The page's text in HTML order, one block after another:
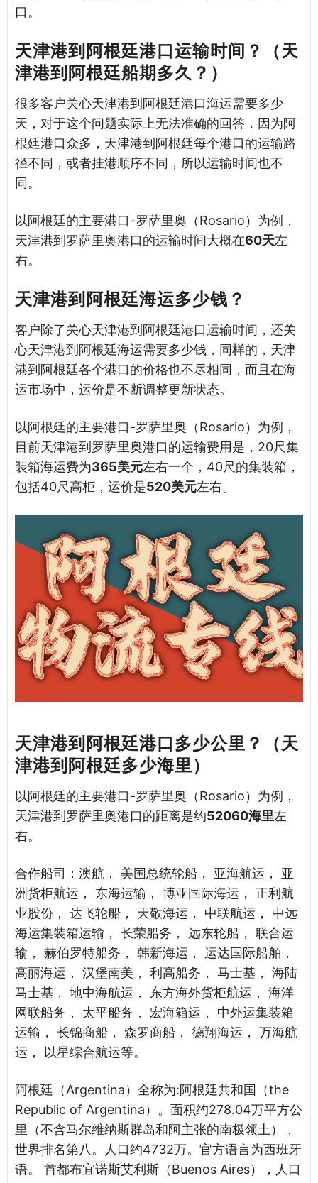
口。
天津港到阿根廷港口运输时间？（天
津港到阿根廷船期多久？）
很多客户关心天津港到阿根廷港口海运需要多少
天，对于这个问题实际上无法准确的回答，因为阿
根廷港口众多，天津港到阿根廷每个港口的运输路
径不同，或者挂港顺序不同，所以运输时间也不
同。
以阿根廷的主要港口-罗萨里奥（Rosario）为例，
天津港到罗萨里奥港口的运输时间大概在60天左
右。
天津港到阿根廷海运多少钱？
客户除了关心天津港到阿根廷港口运输时间，还关
心天津港到阿根廷海运需要多少钱，同样的，天津
港到阿根廷各个港口的价格也不尽相同，而且在海
运市场中，运价是不断调整更新状态。
以阿根廷的主要港口-罗萨里奥（Rosario）为例，
目前天津港到罗萨里奥港口的运输费用是，20尺集
装箱海运费为365美元左右一个，40尺的集装箱，
包括40尺高柜，运价是520美元左右。
天津港到阿根廷港口多少公里？（天
津港到阿根廷多少海里）
以阿根廷的主要港口-罗萨里奥（Rosario）为例，
天津港到罗萨里奥港口的距离是约52060海里左
右。
合作船司：澳航， 美国总统轮船， 亚海航运， 亚
洲货柜航运， 东海运输， 博亚国际海运， 正利航
业股份， 达飞轮船， 天敬海运， 中联航运， 中远
海运集装箱运输， 长荣船务， 远东轮船， 联合运
输， 赫伯罗特船务， 韩新海运， 运达国际船舶，
高丽海运， 汉堡南美， 利高船务， 马士基， 海陆
马士基， 地中海航运， 东方海外货柜航运， 海洋
网联船务， 太平船务， 宏海箱运， 中外运集装箱
运输， 长锦商船， 森罗商船， 德翔海运， 万海航
运， 以星综合航运等。
阿根廷（Argentina）全称为:阿根廷共和国（the
Republic of Argentina）。面积约278.04万平方公
里（不含马尔维纳斯群岛和阿主张的南极领土），
世界排名第八。人口约4732万。官方语言为西班牙
语。 首都布宜诺斯艾利斯（Buenos Aires），人口